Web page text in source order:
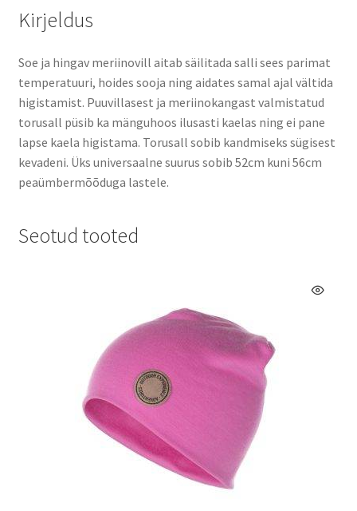
Kirjeldus
Soe ja hingav meriinovill aitab säilitada salli sees parimat
temperatuuri, hoides sooja ning aidates samal ajal vältida
higistamist. Puuvillasest ja meriinokangast valmistatud
torusall püsib ka mänguhoos ilusasti kaelas ning ei pane
lapse kaela higistama. Torusall sobib kandmiseks sügisest
kevadeni. Üks universaalne suurus sobib 52cm kuni 56cm
peaümbermõõduga lastele.
Seotud tooted